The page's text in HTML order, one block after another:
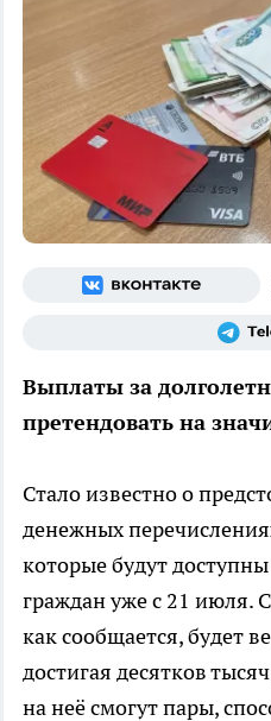
Выплаты за
претендовать на
Стало известно о
денежных
которые будут
граждан уже с 21 июля.
как сообщается, будет
достигая десятков
на неё смогут пары,